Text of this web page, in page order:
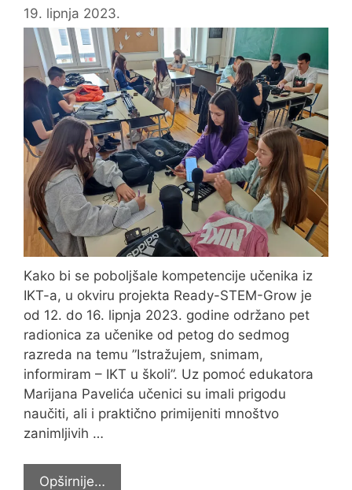
građanin?
–
održane
radionice
za
učenike
19. lipnja 2023.
Kako bi se poboljšale kompetencije učenika iz
IKT-a, u okviru projekta Ready-STEM-Grow je
od 12. do 16. lipnja 2023. godine održano pet
radionica za učenike od petog do sedmog
razreda na temu ”Istražujem, snimam,
informiram – IKT u školi”. Uz pomoć edukatora
Marijana Pavelića učenici su imali prigodu
naučiti, ali i praktično primijeniti mnoštvo
zanimljivih …
Opširnije…